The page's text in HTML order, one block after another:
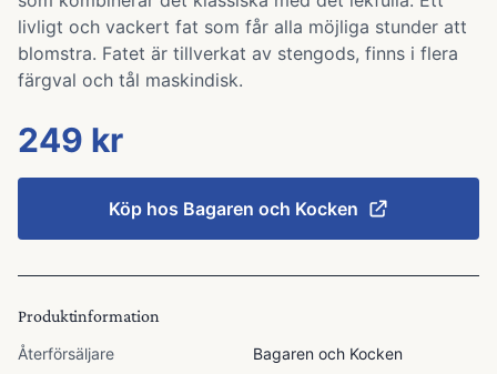
livligt och vackert fat som får alla möjliga stunder att
blomstra. Fatet är tillverkat av stengods, finns i flera
färgval och tål maskindisk.
249 kr
Köp hos Bagaren och Kocken
Produktinformation
Återförsäljare
Bagaren och Kocken